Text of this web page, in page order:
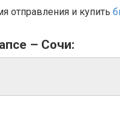
отправления и купить
– Сочи: